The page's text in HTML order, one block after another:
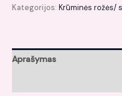
Kategorijos: Krūminės rožės/
Aprašymas